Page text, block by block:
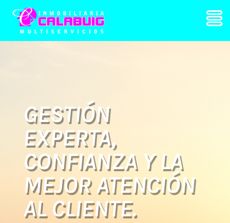
GESTIÓN
EXPERTA,
CONFIANZA Y LA
MEJOR ATENCIÓN
AL CLIENTE.